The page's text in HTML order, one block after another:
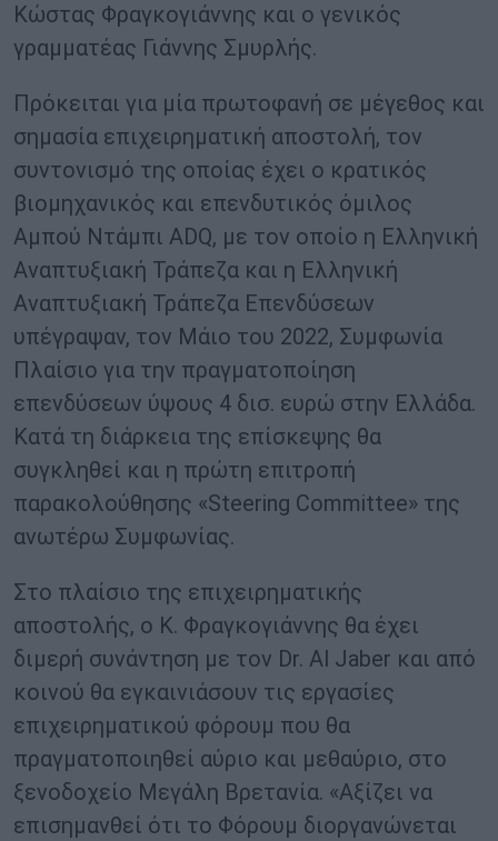
Κώστας Φραγκογιάννης και ο γενικός
γραμματέας Γιάννης Σμυρλής.
Πρόκειται για μία πρωτοφανή σε μέγεθος και
σημασία επιχειρηματική αποστολή, τον
συντονισμό της οποίας έχει ο κρατικός
βιομηχανικός και επενδυτικός όμιλος
Αμπού Ντάμπι ADQ, με τον οποίο η Ελληνική
Αναπτυξιακή Τράπεζα και η Ελληνική
Αναπτυξιακή Τράπεζα Επενδύσεων
υπέγραψαν, τον Μάιο του 2022, Συμφωνία
Πλαίσιο για την πραγματοποίηση
επενδύσεων ύψους 4 δισ. ευρώ στην Ελλάδα.
Κατά τη διάρκεια της επίσκεψης θα
συγκληθεί και η πρώτη επιτροπή
παρακολούθησης «Steering Committee» της
ανωτέρω Συμφωνίας.
Στο πλαίσιο της επιχειρηματικής
αποστολής, ο Κ. Φραγκογιάννης θα έχει
διμερή συνάντηση με τον Dr. Al Jaber και από
κοινού θα εγκαινιάσουν τις εργασίες
επιχειρηματικού φόρουμ που θα
πραγματοποιηθεί αύριο και μεθαύριο, στο
ξενοδοχείο Μεγάλη Βρετανία. «Αξίζει να
επισημανθεί ότι το Φόρουμ διοργανώνεται